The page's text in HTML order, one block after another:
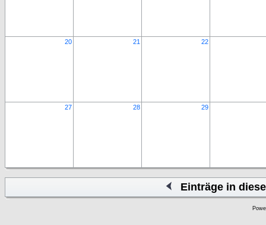
20 21 22
27 28 29
Einträge in